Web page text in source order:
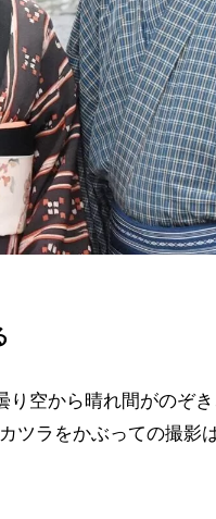
り空から晴れ間がのぞ
ツラをかぶっての撮影